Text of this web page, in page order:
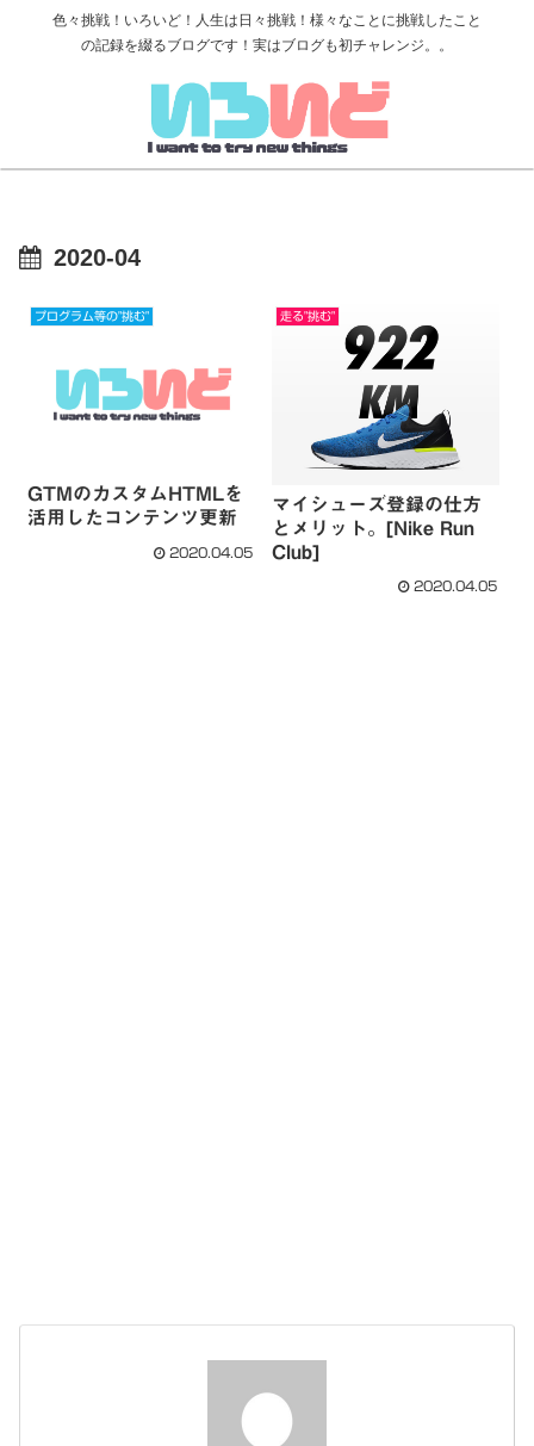
色々挑戦！いろいど！人生は日々挑戦！様々なことに挑戦したこと
の記録を綴るブログです！実はブログも初チャレンジ。。
2020-04
プログラム等の"挑む"
GTMのカスタムHTMLを
活用したコンテンツ更新
2020.04.05
走る"挑む"
マイシューズ登録の仕方
とメリット。[Nike Run
Club]
2020.04.05